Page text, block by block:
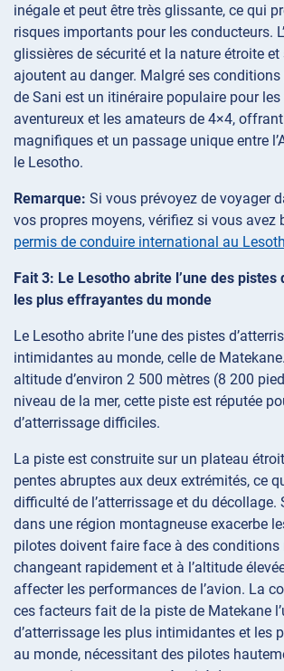
inégale et peut être très glissante, ce qui
risques importants pour les conducteurs.
glissières de sécurité et la nature étroite
ajoutent au danger. Malgré ses conditions
de Sani est un itinéraire populaire pour
aventureux et les amateurs de 4×4,
magnifiques et un passage unique entre
le Lesotho.
Remarque: Si vous prévoyez de voyager
vos propres moyens, vérifiez si vous avez
permis de conduire international au
Fait 3: Le Lesotho abrite l’une des pistes
les plus effrayantes du monde
Le Lesotho abrite l’une des pistes
intimidantes au monde, celle de
altitude d’environ 2 500 mètres (8 200
niveau de la mer, cette piste est réputée
d’atterrissage difficiles.
La piste est construite sur un plateau
pentes abruptes aux deux extrémités, ce
difficulté de l’atterrissage et du décollage.
dans une région montagneuse exacerbe
pilotes doivent faire face à des
changeant rapidement et à l’altitude
affecter les performances de l’avion. La
ces facteurs fait de la piste de Matekane
d’atterrissage les plus intimidantes et les
au monde, nécessitant des pilotes